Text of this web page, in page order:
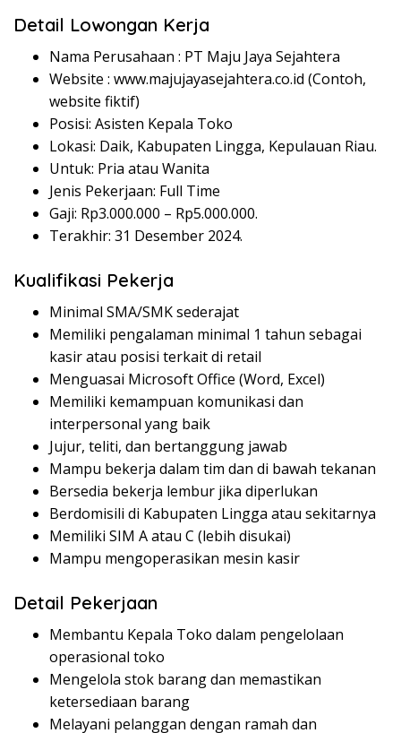
Detail Lowongan Kerja
Nama Perusahaan : PT Maju Jaya Sejahtera
Website : www.majujayasejahtera.co.id (Contoh,
website fiktif)
Posisi: Asisten Kepala Toko
Lokasi: Daik, Kabupaten Lingga, Kepulauan Riau.
Untuk: Pria atau Wanita
Jenis Pekerjaan: Full Time
Gaji: Rp3.000.000 – Rp5.000.000.
Terakhir: 31 Desember 2024.
Kualifikasi Pekerja
Minimal SMA/SMK sederajat
Memiliki pengalaman minimal 1 tahun sebagai
kasir atau posisi terkait di retail
Menguasai Microsoft Office (Word, Excel)
Memiliki kemampuan komunikasi dan
interpersonal yang baik
Jujur, teliti, dan bertanggung jawab
Mampu bekerja dalam tim dan di bawah tekanan
Bersedia bekerja lembur jika diperlukan
Berdomisili di Kabupaten Lingga atau sekitarnya
Memiliki SIM A atau C (lebih disukai)
Mampu mengoperasikan mesin kasir
Detail Pekerjaan
Membantu Kepala Toko dalam pengelolaan
operasional toko
Mengelola stok barang dan memastikan
ketersediaan barang
Melayani pelanggan dengan ramah dan